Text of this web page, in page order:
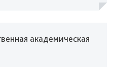
академическая